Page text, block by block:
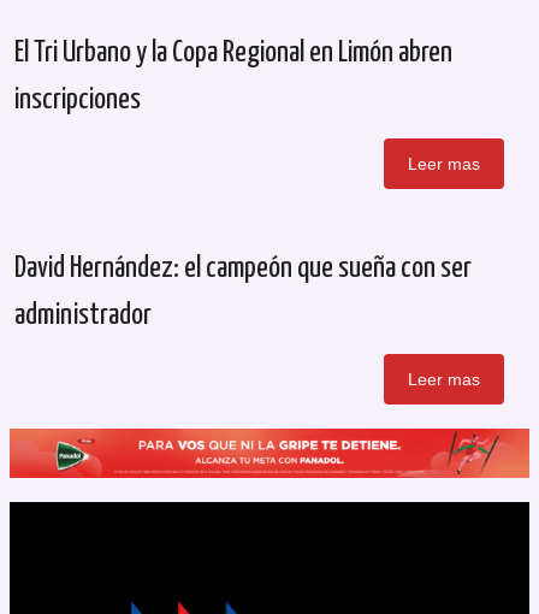
El Tri Urbano y la Copa Regional en Limón abren
inscripciones
Leer mas
David Hernández: el campeón que sueña con ser
administrador
Leer mas